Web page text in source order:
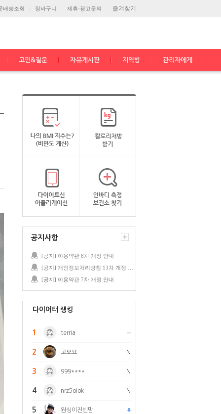
즐겨찾기
배송조회 장바구니 제휴·광고문의
고민&질문 자유게시판 지역방 관리자에게
공지사항
[공지] 이용약관 8차 개정 안내
[공지] 이용약관 7차 개정 안내
다이어터 랭킹
1 terria
2 고오요 N
3 999**** N
4 nrz5oiok N
5 원싱이진빈맘